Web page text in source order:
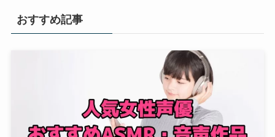
おすすめ記事